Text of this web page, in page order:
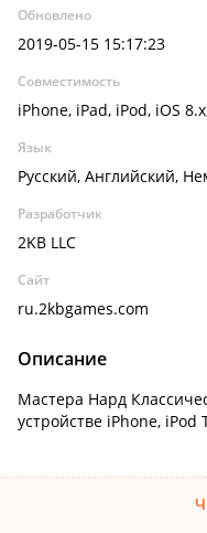
Обновлено
2019-05-15 15:17:23
Совместимость
iPhone, iPad, iPod, iOS
Язык
Русский, Английский,
Разработчик
2KB LLC
Сайт
ru.2kbgames.com
Описание
Мастера Нард
устройстве iPhone, iPod